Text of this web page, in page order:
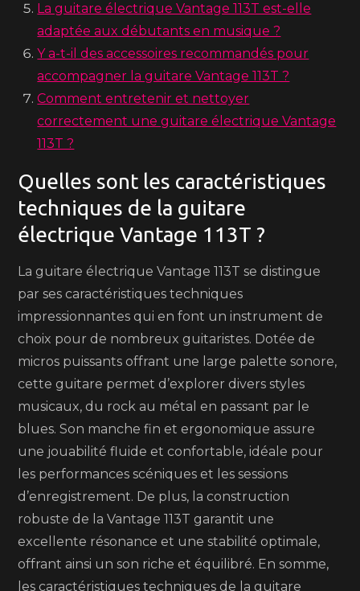
La guitare électrique Vantage 113T est-elle
adaptée aux débutants en musique ?
Y a-t-il des accessoires recommandés pour
accompagner la guitare Vantage 113T ?
Comment entretenir et nettoyer
correctement une guitare électrique Vantage
113T ?
Quelles sont les caractéristiques
techniques de la guitare
électrique Vantage 113T ?
La guitare électrique Vantage 113T se distingue
par ses caractéristiques techniques
impressionnantes qui en font un instrument de
choix pour de nombreux guitaristes. Dotée de
micros puissants offrant une large palette sonore,
cette guitare permet d’explorer divers styles
musicaux, du rock au métal en passant par le
blues. Son manche fin et ergonomique assure
une jouabilité fluide et confortable, idéale pour
les performances scéniques et les sessions
d’enregistrement. De plus, la construction
robuste de la Vantage 113T garantit une
excellente résonance et une stabilité optimale,
offrant ainsi un son riche et équilibré. En somme,
les caractéristiques techniques de la guitare